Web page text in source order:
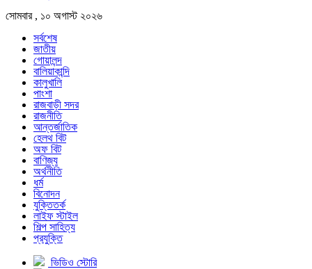
সোমবার , ১০ অগাস্ট ২০২৬
সর্বশেষ
জাতীয়
গোয়ালন্দ
বালিয়াকান্দি
কালুখালি
পাংশা
রাজবাড়ী সদর
রাজনীতি
আন্তর্জাতিক
হেলথ বিট
অফ বিট
বাণিজ্য
অর্থনীতি
ধর্ম
বিনোদন
যুক্তিতর্ক
লাইফ স্টাইল
শিল্প সাহিত্য
প্রযুক্তি
ভিডিও স্টোরি